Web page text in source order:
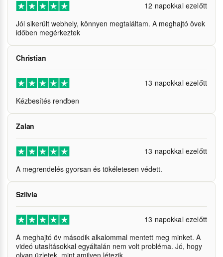
12 napokkal ezelőtt
Jól sikerült webhely, könnyen megtaláltam. A meghajtó övek
időben megérkeztek
Christian
13 napokkal ezelőtt
Kézbesítés rendben
Zalan
13 napokkal ezelőtt
A megrendelés gyorsan és tökéletesen védett.
Szilvia
13 napokkal ezelőtt
A meghajtó öv második alkalommal mentett meg minket. A
videó utasításokkal egyáltalán nem volt probléma. Jó, hogy
olyan üzletek, mint amilyen létezik.